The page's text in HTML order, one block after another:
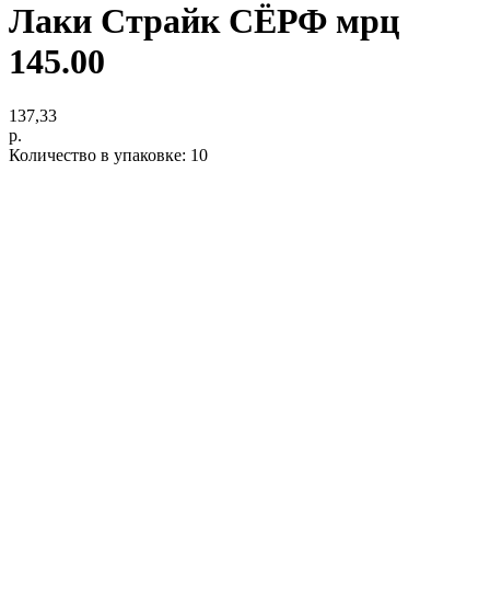
Лаки Страйк СЁРФ мрц
145.00
137,33
р.
Количество в упаковке: 10